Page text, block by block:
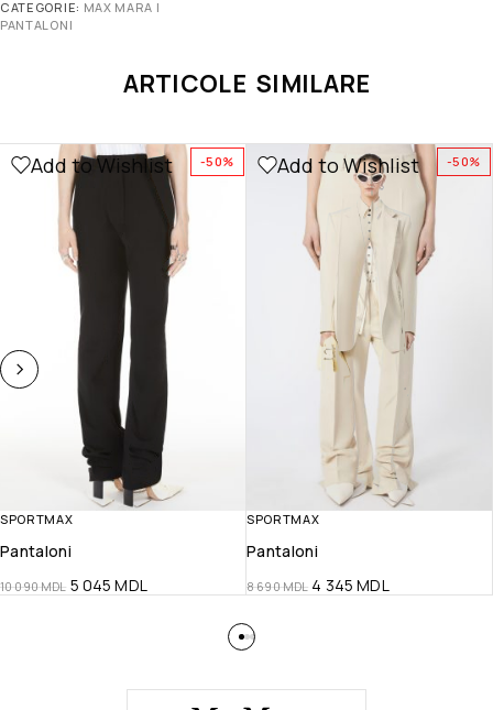
CATEGORIE: MAX MARA |
PANTALONI
ARTICOLE SIMILARE
-50%
Add to Wishlist
SPORTMAX
Pantaloni
10 090MDL 5 045MDL
-50%
Add to Wishlist
SPORTMAX
Pantaloni
8 690MDL 4 345MDL